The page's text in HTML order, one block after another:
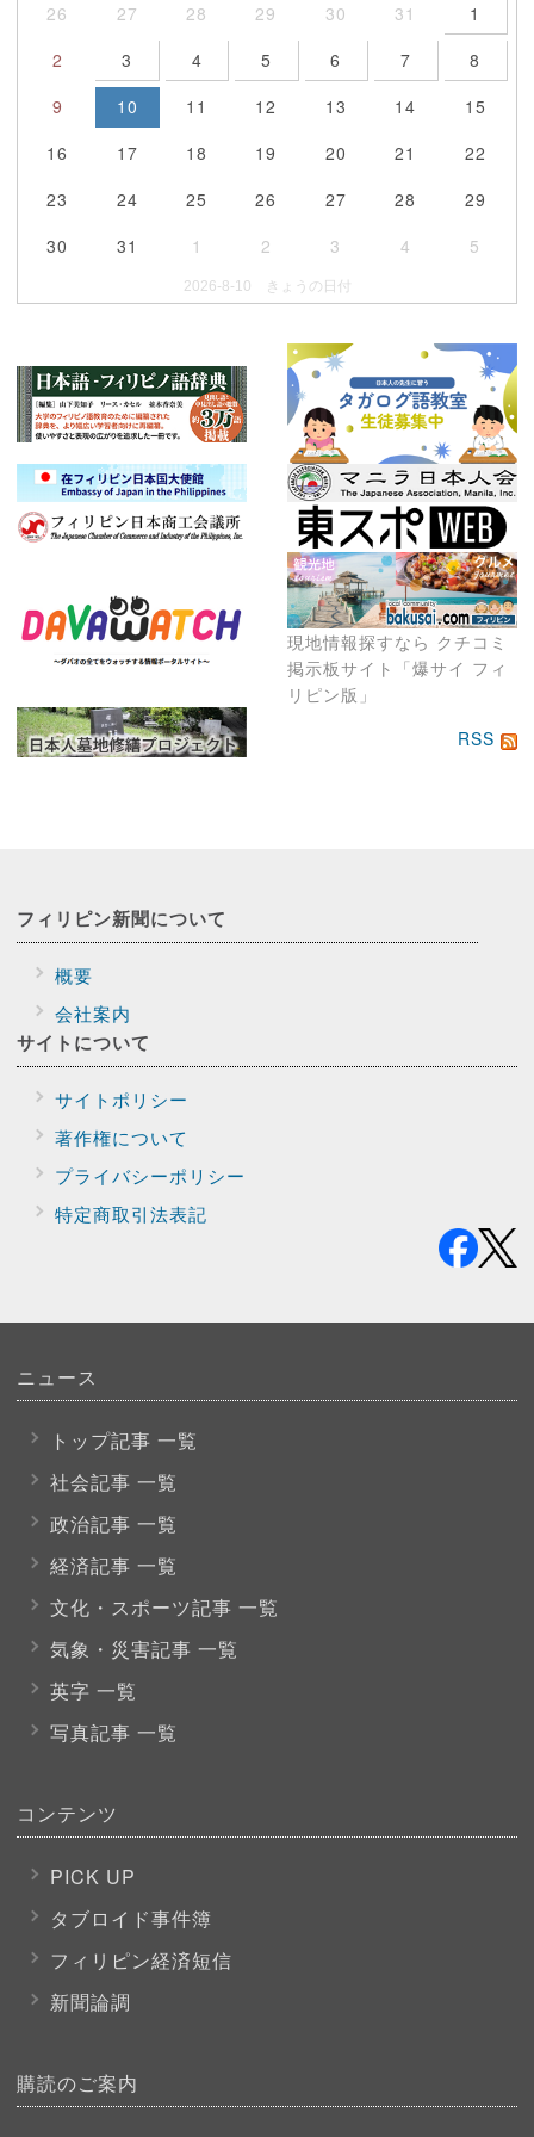
現地情報探すなら クチコミ
掲示板サイト「爆サイ フィ
リピン版」
26 27 28 29 30 31
1
2
3 4 5 6 7
8
9
10 11 12 13 14
15
16
17 18 19 20 21
22
23
24 25 26 27 28
29
30
31 1 2 3 4 5
2026-8-10 きょうの日付
RSS
フィリピン新聞について
概要
会社案内
サイトについて
サイトポリシー
著作権について
プライバシーポリシー
特定商取引法表記
ニュース
トップ記事 一覧
社会記事 一覧
政治記事 一覧
経済記事 一覧
文化・スポーツ記事 一覧
気象・災害記事 一覧
英字 一覧
写真記事 一覧
コンテンツ
PICK UP
タブロイド事件簿
フィリピン経済短信
新聞論調
購読のご案内